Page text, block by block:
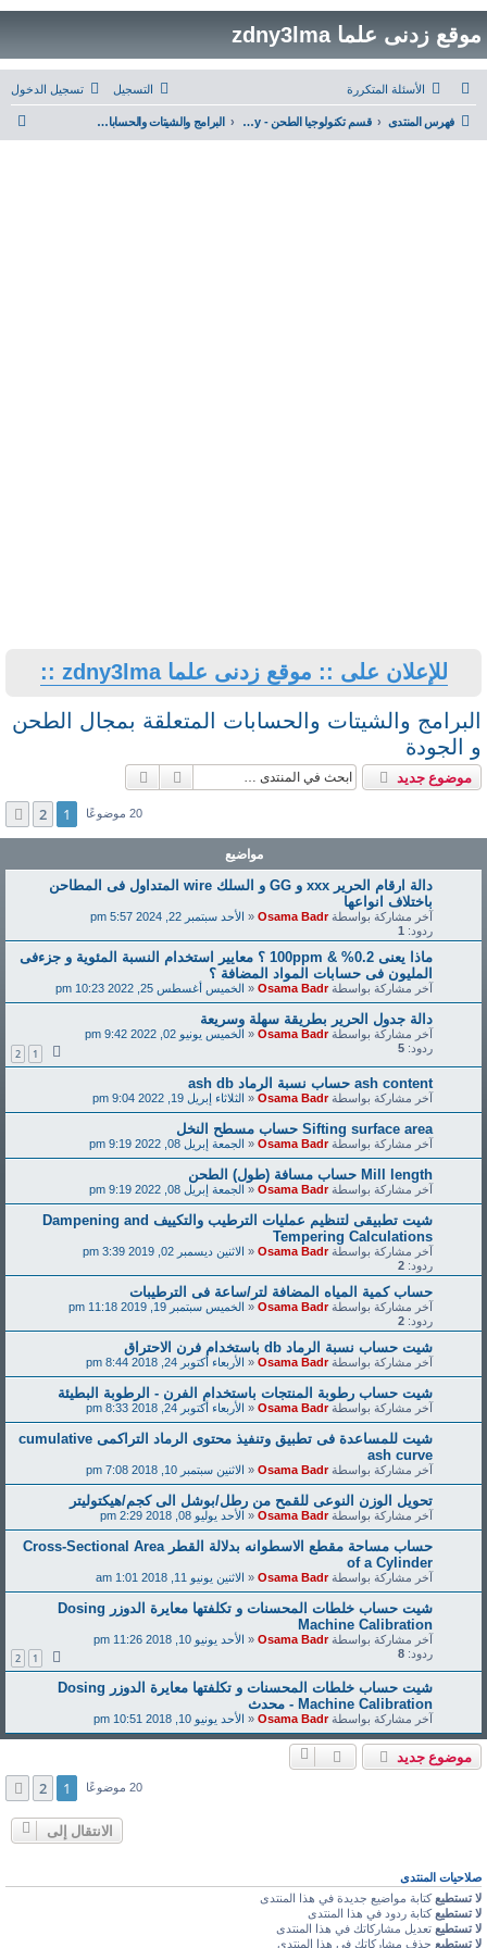
موقع زدنى علما zdny3lma
الأسئلة المتكررة تسجيل الدخول التسجيل
فهرس المنتدى قسم تكنولوجيا الطحن - Milling Technology البرامج والشيتات والحسابات المتعلقة بمجال الطحن و الجودة
للإعلان على :: موقع زدنى علما zdny3lma ::
البرامج والشيتات والحسابات المتعلقة بمجال الطحن
و الجودة
موضوع جديد بحث
20 موضوعًا 1
2 التالي
مواضيع
دالة ارقام الحرير xxx و GG و السلك wire المتداول فى المطاحن
باختلاف انواعها
آخر مشاركة بواسطةOsama Badr
«الأحد سبتمبر 22, 2024 5:57 pm
ردود: 1
ماذا يعنى 0.2% & 100ppm ؟ معايير استخدام النسبة المئوية و جزءفى
المليون فى حسابات المواد المضافة ؟
آخر مشاركة بواسطةOsama Badr
«الخميس أغسطس 25, 2022 10:23 pm
دالة جدول الحرير بطريقة سهلة وسريعة
آخر مشاركة بواسطةOsama Badr
«الخميس يونيو 02, 2022 9:42 pm
ردود: 5
2
ash content حساب نسبة الرماد ash db
آخر مشاركة بواسطةOsama Badr
«الثلاثاء إبريل 19, 2022 9:04 pm
Sifting surface area حساب مسطح النخل
آخر مشاركة بواسطةOsama Badr
«الجمعة إبريل 08, 2022 9:19 pm
Mill length حساب مسافة (طول) الطحن
آخر مشاركة بواسطةOsama Badr
«الجمعة إبريل 08, 2022 9:19 pm
شيت تطبيقى لتنظيم عمليات الترطيب والتكييف Dampening and
Tempering Calculations
آخر مشاركة بواسطةOsama Badr
«الاثنين ديسمبر 02, 2019 3:39 pm
ردود: 2
حساب كمية المياه المضافة لتر/ساعة فى الترطيبات
آخر مشاركة بواسطةOsama Badr
«الخميس سبتمبر 19, 2019 11:18 pm
ردود: 2
شيت حساب نسبة الرماد db باستخدام فرن الاحتراق
آخر مشاركة بواسطةOsama Badr
«الأربعاء أكتوبر 24, 2018 8:44 pm
شيت حساب رطوبة المنتجات باستخدام الفرن - الرطوبة البطيئة
آخر مشاركة بواسطةOsama Badr
«الأربعاء أكتوبر 24, 2018 8:33 pm
شيت للمساعدة فى تطبيق وتنفيذ محتوى الرماد التراكمى cumulative
ash curve
آخر مشاركة بواسطةOsama Badr
«الاثنين سبتمبر 10, 2018 7:08 pm
تحويل الوزن النوعى للقمح من رطل/بوشل الى كجم/هيكتوليتر
آخر مشاركة بواسطةOsama Badr
«الأحد يوليو 08, 2018 2:29 pm
حساب مساحة مقطع الاسطوانه بدلالة القطر Cross-Sectional Area
of a Cylinder
آخر مشاركة بواسطةOsama Badr
«الاثنين يونيو 11, 2018 1:01 am
شيت حساب خلطات المحسنات و تكلفتها معايرة الدوزر Dosing
Machine Calibration
آخر مشاركة بواسطةOsama Badr
«الأحد يونيو 10, 2018 11:26 pm
ردود: 8
2
شيت حساب خلطات المحسنات و تكلفتها معايرة الدوزر Dosing
Machine Calibration - محدث
آخر مشاركة بواسطةOsama Badr
«الأحد يونيو 10, 2018 10:51 pm
موضوع جديد
20 موضوعًا 1
2 التالي
الانتقال إلى
صلاحيات المنتدى
لا تستطيعكتابة مواضيع جديدة في هذا المنتدى
لا تستطيعكتابة ردود في هذا المنتدى
لا تستطيعتعديل مشاركاتك في هذا المنتدى
لا تستطيعحذف مشاركاتك في هذا المنتدى